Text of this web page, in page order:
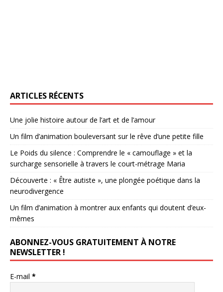
ARTICLES RÉCENTS
Une jolie histoire autour de l’art et de l’amour
Un film d’animation bouleversant sur le rêve d’une petite fille
Le Poids du silence : Comprendre le « camouflage » et la
surcharge sensorielle à travers le court-métrage Maria
Découverte : « Être autiste », une plongée poétique dans la
neurodivergence
Un film d’animation à montrer aux enfants qui doutent d’eux-
mêmes
ABONNEZ-VOUS GRATUITEMENT À NOTRE
NEWSLETTER !
E-mail *